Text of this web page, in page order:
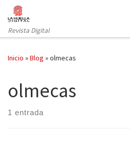
Saltar al contenido
Revista Digital
Inicio »Blog »olmecas
olmecas
1 entrada